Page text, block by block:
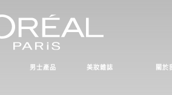
男士產品 美妝雜誌 關於